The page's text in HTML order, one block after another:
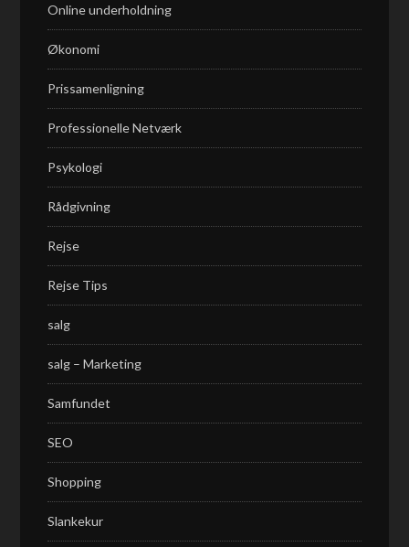
Online underholdning
Økonomi
Prissamenligning
Professionelle Netværk
Psykologi
Rådgivning
Rejse
Rejse Tips
salg
salg – Marketing
Samfundet
SEO
Shopping
Slankekur